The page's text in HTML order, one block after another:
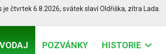
je čtvrtek 6.8.2026, svátek slavíOldřiška, zítra Lada.
POZVÁNKY HISTORIE